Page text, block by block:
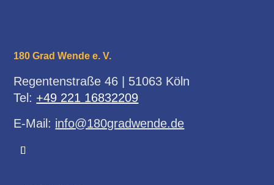
180 Grad Wende e. V.
Regentenstraße 46 | 51063 Köln
Tel: +49 221 16832209
E-Mail: info@180gradwende.de